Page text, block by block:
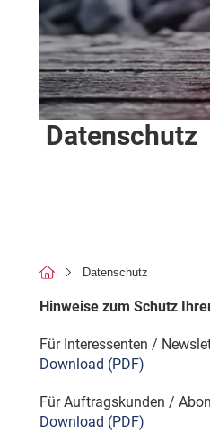
Datenschutz
Datenschutz
Hinweise zum Schutz
Für Interessenten /
Download (PDF)
Für Auftragskunden /
Download (PDF)